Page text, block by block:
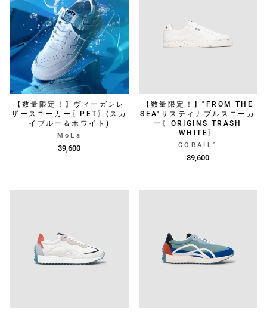
【数量限定！】ヴィーガンレ
ザースニーカー〖PET〗(スカ
イブルー＆ホワイト)
MoEa
39,600
【数量限定！】"FROM THE
SEA"サスティナブルスニーカ
ー〖ORIGINS TRASH
WHITE〗
CORAIL°
39,600